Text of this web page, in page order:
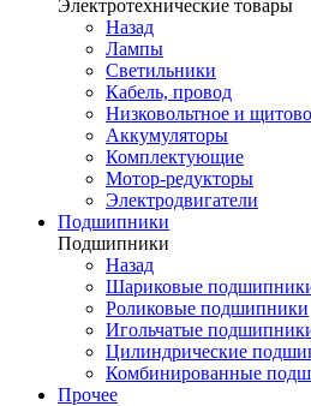
Электротехнические товары
Назад
Лампы
Светильники
Кабель, провод
Низковольтное и
Аккумуляторы
Комплектующие
Мотор-редукторы
Электродвигатели
Подшипники
Подшипники
Назад
Шариковые
Роликовые подшипники
Игольчатые
Цилиндрические
Комбинированные
Прочее